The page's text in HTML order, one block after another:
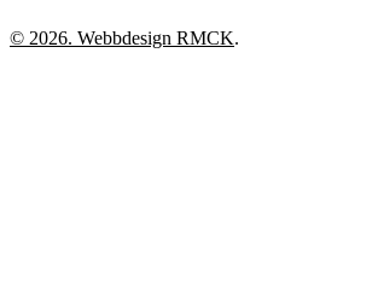
© 2026. Webbdesign RMCK.